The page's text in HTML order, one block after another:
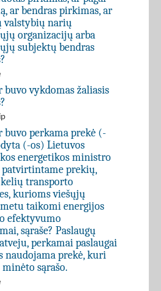
ar bendras pirkimas, ar
valstybių narių
organizacijų arba
subjektų bendras
buvo vykdomas žaliasis
buvo perkama prekė (-
(-os) Lietuvos
energetikos ministro
prekių,
transporto
kurioms viešųjų
taikomi energijos
efektyvumo
sąraše? Paslaugų
perkamai paslaugai
naudojama prekė, kuri
sąrašo.